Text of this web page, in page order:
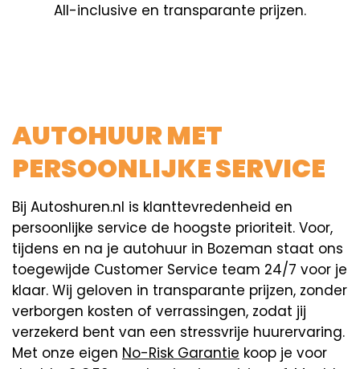
All-inclusive en transparante prijzen.
AUTOHUUR MET
PERSOONLIJKE SERVICE
Bij Autoshuren.nl is klanttevredenheid en
persoonlijke service de hoogste prioriteit. Voor,
tijdens en na je autohuur in Bozeman staat ons
toegewijde Customer Service team 24/7 voor je
klaar. Wij geloven in transparante prijzen, zonder
verborgen kosten of verrassingen, zodat jij
verzekerd bent van een stressvrije huurervaring.
Met onze eigen No-Risk Garantie koop je voor